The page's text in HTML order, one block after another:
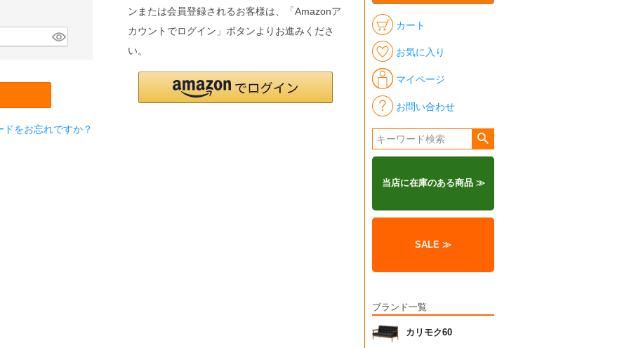
ドをお忘れですか？
ンまたは会員登録されるお客様は、「Amazonア
カウントでログイン」ボタンよりお進みくださ
い。
カート
お気に入り
マイページ
お問い合わせ
当店に在庫のある商品 ≫
SALE ≫
ブランド一覧
カリモク60